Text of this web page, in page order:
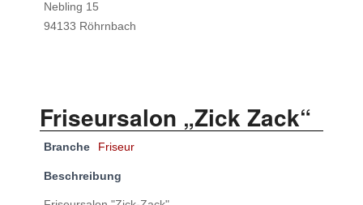
Nebling 15
94133 Röhrnbach
Friseursalon „Zick Zack“
Branche Friseur
Beschreibung